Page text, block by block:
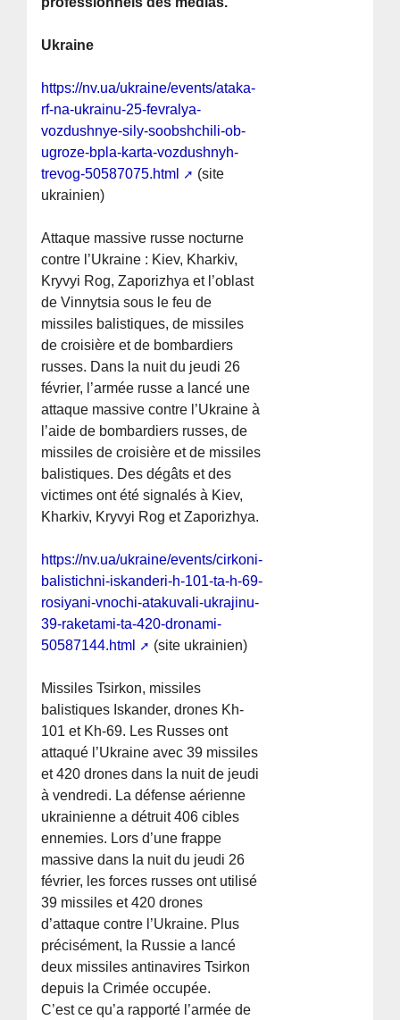
Ukraine
https://nv.ua/ukraine/events/ataka-
rf-na-ukrainu-25-fevralya-
vozdushnye-sily-soobshchili-ob-
ugroze-bpla-karta-vozdushnyh-
trevog-50587075.html
(site
ukrainien)
Attaque massive russe nocturne
contre l’Ukraine : Kiev, Kharkiv,
Kryvyi Rog, Zaporizhya et l’oblast
de Vinnytsia sous le feu de
missiles balistiques, de missiles
de croisière et de bombardiers
russes. Dans la nuit du jeudi 26
février, l’armée russe a lancé une
attaque massive contre l’Ukraine à
l’aide de bombardiers russes, de
missiles de croisière et de missiles
balistiques. Des dégâts et des
victimes ont été signalés à Kiev,
Kharkiv, Kryvyi Rog et Zaporizhya.
https://nv.ua/ukraine/events/cirkoni-
balistichni-iskanderi-h-101-ta-h-69-
rosiyani-vnochi-atakuvali-ukrajinu-
39-raketami-ta-420-dronami-
50587144.html
(site ukrainien)
Missiles Tsirkon, missiles
balistiques Iskander, drones Kh-
101 et Kh-69. Les Russes ont
attaqué l’Ukraine avec 39 missiles
et 420 drones dans la nuit de jeudi
à vendredi. La défense aérienne
ukrainienne a détruit 406 cibles
ennemies. Lors d’une frappe
massive dans la nuit du jeudi 26
février, les forces russes ont utilisé
39 missiles et 420 drones
d’attaque contre l’Ukraine. Plus
précisément, la Russie a lancé
deux missiles antinavires Tsirkon
depuis la Crimée occupée.
C’est ce qu’a rapporté l’armée de